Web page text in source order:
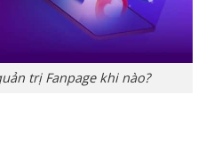
trị Fanpage khi nào?